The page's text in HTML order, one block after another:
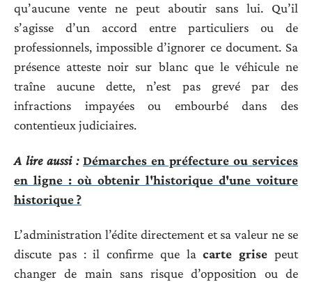
qu’aucune vente ne peut aboutir sans lui. Qu’il
s’agisse d’un accord entre particuliers ou de
professionnels, impossible d’ignorer ce document. Sa
présence atteste noir sur blanc que le véhicule ne
traîne aucune dette, n’est pas grevé par des
infractions impayées ou embourbé dans des
contentieux judiciaires.
A lire aussi : Démarches en préfecture ou services
en ligne : où obtenir l'historique d'une voiture
historique ?
L’administration l’édite directement et sa valeur ne se
discute pas : il confirme que lacarte grise peut
changer de main sans risque d’opposition ou de